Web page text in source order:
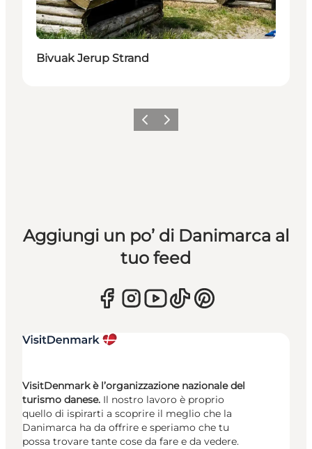
Bivuak Jerup Strand
Precedente
Avanti
Aggiungi un po’ di Danimarca al
tuo feed
VisitDenmark è l’organizzazione nazionale del
turismo danese. Il nostro lavoro è proprio
quello di ispirarti a scoprire il meglio che la
Danimarca ha da offrire e speriamo che tu
possa trovare tante cose da fare e da vedere.